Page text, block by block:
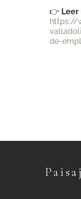
👉 Leer
https://
de-